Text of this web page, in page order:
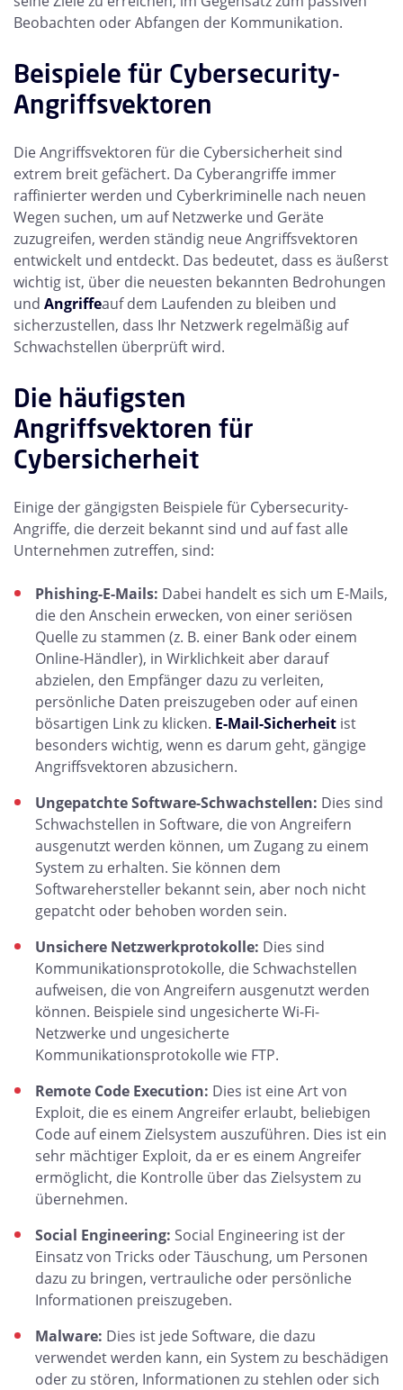
Beobachten oder Abfangen der Kommunikation.
Beispiele für Cybersecurity-
Angriffsvektoren
Die Angriffsvektoren für die Cybersicherheit sind
extrem breit gefächert. Da Cyberangriffe immer
raffinierter werden und Cyberkriminelle nach neuen
Wegen suchen, um auf Netzwerke und Geräte
zuzugreifen, werden ständig neue Angriffsvektoren
entwickelt und entdeckt. Das bedeutet, dass es äußerst
wichtig ist, über die neuesten bekannten Bedrohungen
und Angriffeauf dem Laufenden zu bleiben und
sicherzustellen, dass Ihr Netzwerk regelmäßig auf
Schwachstellen überprüft wird.
Die häufigsten
Angriffsvektoren für
Cybersicherheit
Einige der gängigsten Beispiele für Cybersecurity-
Angriffe, die derzeit bekannt sind und auf fast alle
Unternehmen zutreffen, sind:
Phishing-E-Mails: Dabei handelt es sich um E-Mails,
die den Anschein erwecken, von einer seriösen
Quelle zu stammen (z. B. einer Bank oder einem
Online-Händler), in Wirklichkeit aber darauf
abzielen, den Empfänger dazu zu verleiten,
persönliche Daten preiszugeben oder auf einen
bösartigen Link zu klicken. E-Mail-Sicherheit ist
besonders wichtig, wenn es darum geht, gängige
Angriffsvektoren abzusichern.
Ungepatchte Software-Schwachstellen: Dies sind
Schwachstellen in Software, die von Angreifern
ausgenutzt werden können, um Zugang zu einem
System zu erhalten. Sie können dem
Softwarehersteller bekannt sein, aber noch nicht
gepatcht oder behoben worden sein.
Unsichere Netzwerkprotokolle: Dies sind
Kommunikationsprotokolle, die Schwachstellen
aufweisen, die von Angreifern ausgenutzt werden
können. Beispiele sind ungesicherte Wi-Fi-
Netzwerke und ungesicherte
Kommunikationsprotokolle wie FTP.
Remote Code Execution: Dies ist eine Art von
Exploit, die es einem Angreifer erlaubt, beliebigen
Code auf einem Zielsystem auszuführen. Dies ist ein
sehr mächtiger Exploit, da er es einem Angreifer
ermöglicht, die Kontrolle über das Zielsystem zu
übernehmen.
Social Engineering: Social Engineering ist der
Einsatz von Tricks oder Täuschung, um Personen
dazu zu bringen, vertrauliche oder persönliche
Informationen preiszugeben.
Malware: Dies ist jede Software, die dazu
verwendet werden kann, ein System zu beschädigen
oder zu stören, Informationen zu stehlen oder sich